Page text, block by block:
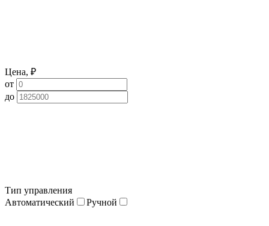
Цена, ₽
от
до
Тип управления
Автоматический
Ручной